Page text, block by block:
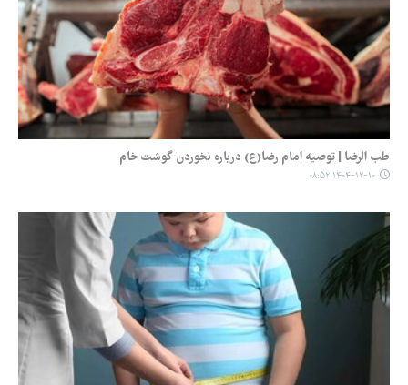
طب الرضا | توصیه امام رضا(ع) درباره نخوردن گوشت خام
۱۴۰۴-۱۲-۱۰ ۰۸:۵۲